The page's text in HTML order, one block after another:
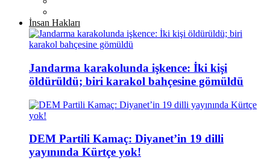
İnsan Hakları
Jandarma karakolunda işkence: İki kişi
öldürüldü; biri karakol bahçesine gömüldü
DEM Partili Kamaç: Diyanet’in 19 dilli
yayınında Kürtçe yok!